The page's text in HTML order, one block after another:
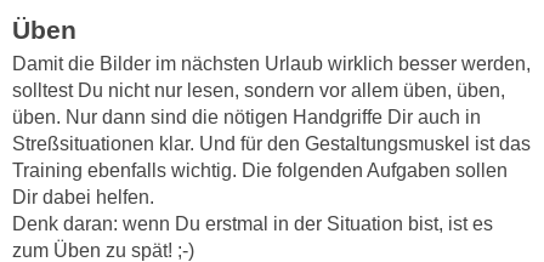
Üben
Damit die Bilder im nächsten Urlaub wirklich besser werden,
solltest Du nicht nur lesen, sondern vor allem üben, üben,
üben. Nur dann sind die nötigen Handgriffe Dir auch in
Streßsituationen klar. Und für den Gestaltungsmuskel ist das
Training ebenfalls wichtig. Die folgenden Aufgaben sollen
Dir dabei helfen.
Denk daran: wenn Du erstmal in der Situation bist, ist es
zum Üben zu spät! ;-)